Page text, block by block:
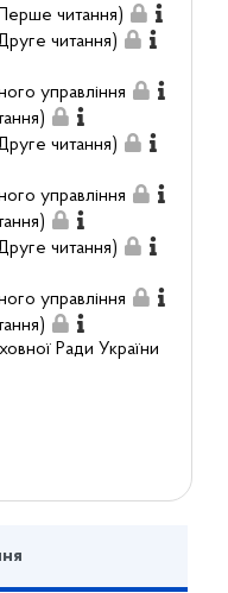
читання)
читання)
управління
читання)
управління
читання)
управління
Ради України